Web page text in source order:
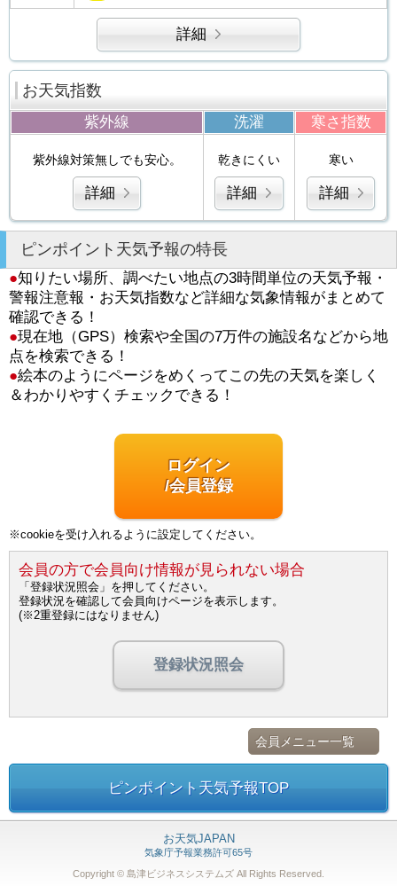
詳細
お天気指数
紫外線 洗濯 寒さ指数
紫外線対策無しでも安心。
詳細
乾きにくい
詳細
寒い
詳細
ピンポイント天気予報の特長
●知りたい場所、調べたい地点の3時間単位の天気予報・
警報注意報・お天気指数など詳細な気象情報がまとめて
確認できる！
●現在地（GPS）検索や全国の7万件の施設名などから地
点を検索できる！
●絵本のようにページをめくってこの先の天気を楽しく
＆わかりやすくチェックできる！
ログイン
/会員登録
※cookieを受け入れるように設定してください。
会員の方で会員向け情報が見られない場合
「登録状況照会」を押してください。
登録状況を確認して会員向けページを表示します。
(※2重登録にはなりません)
登録状況照会
会員メニュー一覧
ピンポイント天気予報TOP
お天気JAPAN
気象庁予報業務許可65号
Copyright © 島津ビジネスシステムズ All Rights Reserved.